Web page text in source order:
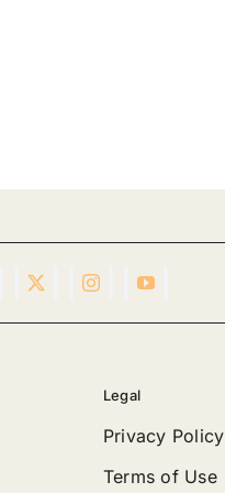
Legal
Privacy Policy
Terms of Use